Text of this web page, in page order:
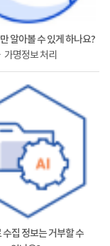
알아볼 수 있게 하나요?
ㆍ가명정보 처리
수집 정보는 거부할 수